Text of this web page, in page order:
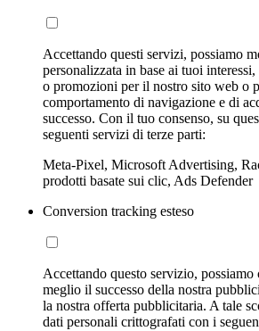
Accettando questi servizi, possiamo
personalizzata in base ai tuoi
o promozioni per il nostro sito web o
comportamento di navigazione e di
successo. Con il tuo consenso, su
seguenti servizi di terze parti:
Meta-Pixel, Microsoft Advertising,
prodotti basate sui clic, Ads Defender
Conversion tracking esteso
Accettando questo servizio, possiamo
meglio il successo della nostra
la nostra offerta pubblicitaria. A tale
dati personali crittografati con i